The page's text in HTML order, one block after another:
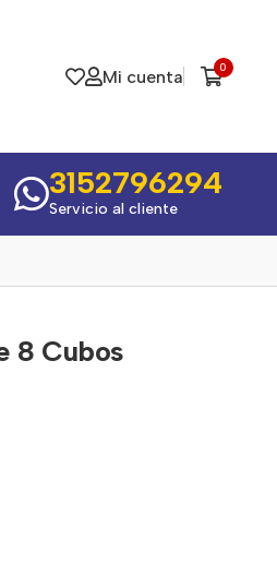
Mi cuenta 0
3152796294
Servicio al cliente
8 Cubos